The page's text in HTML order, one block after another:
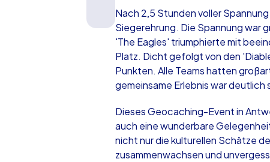
Nach 2,5 Stunden voller
Siegerehrung. Die Spannung war
'The Eagles' triumphierte mit
Platz. Dicht gefolgt von den
Punkten. Alle Teams hatten
gemeinsame Erlebnis war deutlich
Dieses Geocaching-Event in
auch eine wunderbare
nicht nur die kulturellen Schätze
zusammenwachsen und